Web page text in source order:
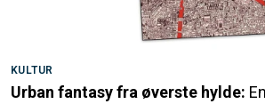
KULTUR
Urban fantasy fra øverste hylde: